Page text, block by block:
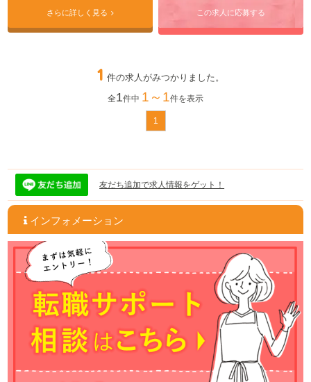
さらに詳しく見る この求人に応募する
1 件の求人がみつかりました。
全1件中 1～1件を表示
1
友だち追加で求人情報をゲット！
インフォメーション